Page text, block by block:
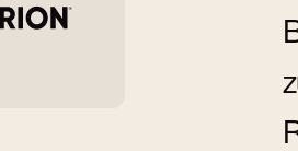
Kinder